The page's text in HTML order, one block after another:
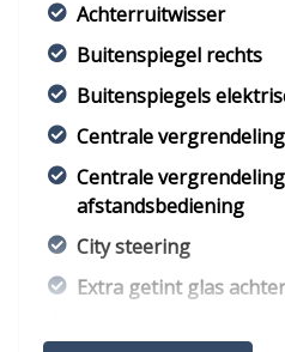
Achterruitwisser
Buitenspiegel rechts
Buitenspiegels
Centrale vergrendeling
Centrale
afstandsbediening
City steering
Extra getint glas achter